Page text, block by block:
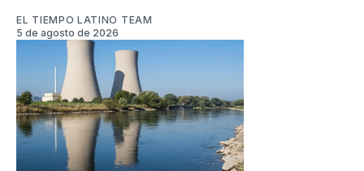
EL TIEMPO LATINO TEAM
5 de agosto de 2026